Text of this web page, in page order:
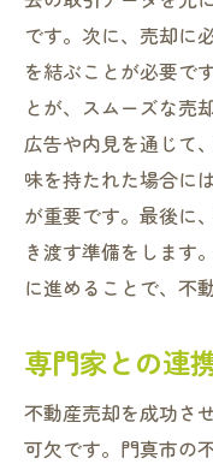
です。次に、売却に
を結ぶことが必要で
とが、スムーズな売
広告や内見を通じて
味を持たれた場合に
が重要です。最後に
き渡す準備をします
に進めることで、不
専門家との連
不動産売却を成功さ
可欠です。門真市の